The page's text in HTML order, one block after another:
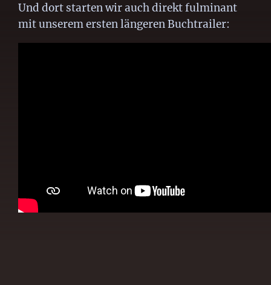
Und dort starten wir auch direkt fulminant
mit unserem ersten längeren Buchtrailer: